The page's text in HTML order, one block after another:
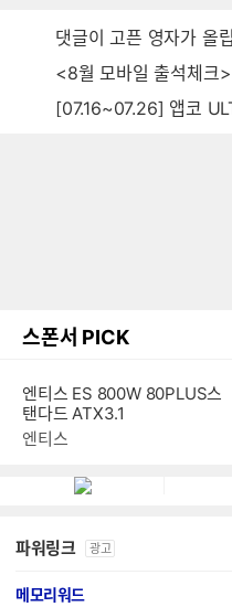
댓글이 고픈 영자가 올
<8월 모바일 출석체크
[07.16~07.26] 앱코 ULTIMATE
스폰서 PICK
엔티스 ES 800W 80PLUS스
탠다드 ATX3.1
엔티스
파워링크 광고
메모리워드